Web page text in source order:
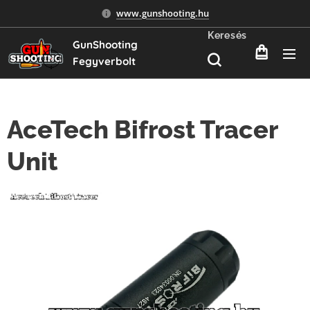
www.gunshooting.hu
GunShooting
Fegyverbolt
Keresés
AceTech Bifrost Tracer
Unit